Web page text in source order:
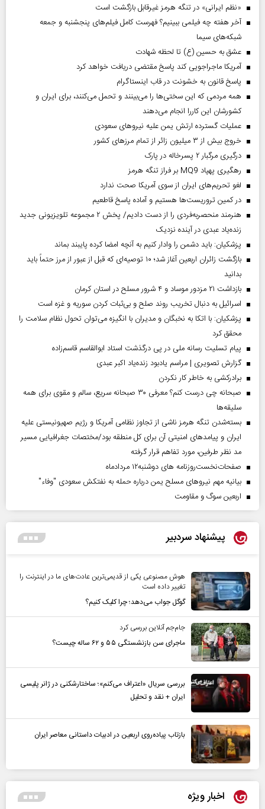
«نظم ایرانی» در تنگه هرمز غیرقابل بازگشت است
آخر هفته چه فیلمی ببینیم؟ فهرست کامل فیلم‌های پنجشنبه و جمعه
شبکه‌های سیما
عشق به حسین (ع) تا لحظه شهادت
آمریکا ماجراجویی کند پاسخ مقتضی دریافت خواهد کرد
پاسخ قانون به خشونت در قاب اینستاگرام
همه مردمی که این سختی‌ها را می‌بینند و تحمل می‌کنند، برای ایران و
کشورشان این کاررا انجام می‌دهند
عملیات گسترده ارتش یمن علیه نیروهای سعودی
خروج بیش از ۳ میلیون زائر از تمام مرز‌های کشور
درگیری مرگبار ۲ پسرخاله در پارک
رهگیری پهپاد MQ9 بر فراز تنگه هرمز
لغو تحریم‌های ایران از سوی آمریکا صحت ندارد
در کمین تروریست‌ها هستیم و آماده پاسخ قاطعیم
هنرمند منحصر‌به‌فردی را از دست دادیم/ پخش ۲ مجموعه تلویزیونی جدید
زنده‌یاد عبدی در آینده نزدیک
پزشکیان: باید دشمن را وادار کنیم به آنچه امضا کرده پایبند بماند
بازگشت زائران اربعین آغاز شد؛ ۱۰ توصیه‌ای که قبل از عبور از مرز حتماً باید
بدانید
بازداشت ۲۱ مزدور موساد و ۴ شرور مسلح در استان کرمان
اسرائیل به دنبال تخریب روند صلح و بی‌ثبات کردن سوریه و غزه است
پزشکیان: با اتکا به نخبگان و مدیران با انگیزه می‌توان تحول نظام سلامت را
محقق کرد
پیام تسلیت رسانه ملی در پی درگذشت استاد ابوالقاسم قاسم‌زاده
گزارش تصویری | مراسم یادبود زنده‌یاد اکبر عبدی
برادرکشی به خاطر کار نکردن
صبحانه چی درست کنم؟ معرفی ۳۰ صبحانه سریع، سالم و مقوی برای همه
سلیقه‌ها
بسته‌شدن تنگه هرمز ناشی از تجاوز نظامی آمریکا و رژیم صهیونیستی علیه
ایران و پیامد‌های امنیتی آن برای کل منطقه بود/مختصات جغرافیایی مسیر
مد نظر طرفین، مورد تفاهم قرار گرفته
صفحات‌نخست‌روزنامه ها‌ی دوشنبه‌۱۲ مردادماه
بیانیه مهم نیروهای مسلح یمن درباره حمله به نفتکش سعودی "وفاء"
اربعین سوگ و مقاومت
پیشنهاد سردبیر
هوش مصنوعی یکی از قدیمی‌ترین عادت‌های ما در اینترنت را
تغییر داده است
گوگل جواب می‌دهد؛ چرا کلیک کنیم؟
جام‌جم آنلاین بررسی کرد
ماجرای سن بازنشستگی ۵۵ و ۶۲ ساله چیست؟
بررسی سریال «اعتراف می‌کنم»؛ ساختارشکنی در ژانر پلیسی
ایران + نقد و تحلیل
بازتاب پیاده‌روی اربعین در ادبیات داستانی معاصر ایران
اخبار ویژه